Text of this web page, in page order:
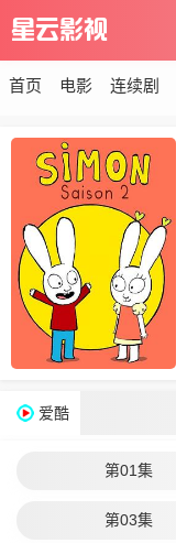
首页 电影 连续剧
爱酷
第01集
第03集